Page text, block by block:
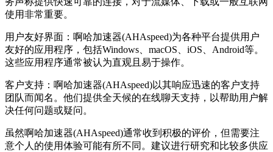
使用非常重要。
用户友好界面：啊哈加速器(AHAspeed)为各种平台提供用户
友好的应用程序，包括Windows、macOS、iOS、Android等。
这些应用程序通常被认为直观且易于操作。
客户支持：啊哈加速器(AHAspeed)以其响应迅速的客户支持
团队而闻名。他们提供全天候的在线聊天支持，以帮助用户解
决任何问题或疑问。
虽然啊哈加速器(AHAspeed)通常收到积极的评价，但需要注
意个人的使用体验可能有所不同。建议进行研究和比较多供应